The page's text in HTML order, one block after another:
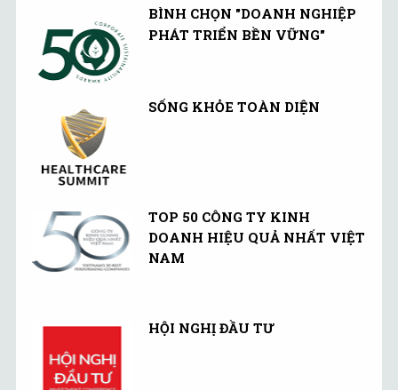
BÌNH CHỌN "DOANH NGHIỆP
PHÁT TRIỂN BỀN VỮNG"
SỐNG KHỎE TOÀN DIỆN
TOP 50 CÔNG TY KINH
DOANH HIỆU QUẢ NHẤT VIỆT
NAM
HỘI NGHỊ ĐẦU TƯ